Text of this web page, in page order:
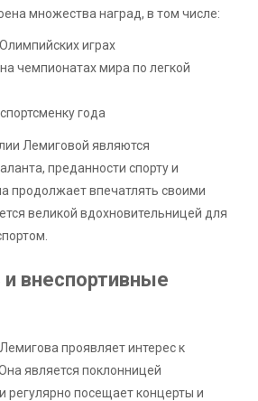
множества наград, в том числе:
играх
чемпионатах мира по легкой
года
Лемиговой являются
преданности спорту и
продолжает впечатлять своими
великой вдохновительницей для
внеспортивные
проявляет интерес к
является поклонницей
регулярно посещает концерты и